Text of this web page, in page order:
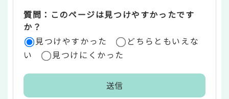
質問：このページは見つけやすかったです
か？
見つけやすかった
どちらともいえな
い
見つけにくかった